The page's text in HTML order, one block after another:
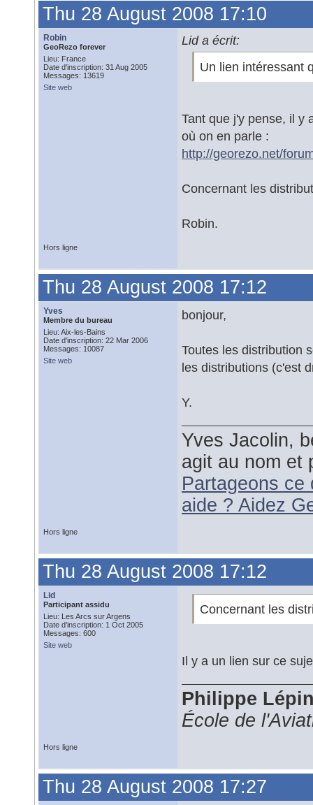
Thu 28 August 2008 17:10
Robin
GeoRezo forever
Lieu: France
Date d'inscription: 31 Aug 2005
Messages: 13619
Site web
Lid a écrit:
Un lien intéressant
Tant que j'y pense, il y
où on en parle :
http://georezo.net/
Concernant les
Robin.
Hors ligne
Thu 28 August 2008 17:12
Yves
Membre du bureau
Lieu: Aix-les-Bains
Date d'inscription: 22 Mar 2006
Messages: 10087
Site web
bonjour,
Toutes les distribution
les distributions (c'est
Y.
Yves Jacolin,
agit au nom et
Partageons ce
aide ? Aidez
Hors ligne
Thu 28 August 2008 17:12
Lid
Participant assidu
Lieu: Les Arcs sur Argens
Date d'inscription: 1 Oct 2005
Messages: 600
Site web
Concernant les
Il y a un lien sur ce
Philippe
École de
Hors ligne
Thu 28 August 2008 17:27